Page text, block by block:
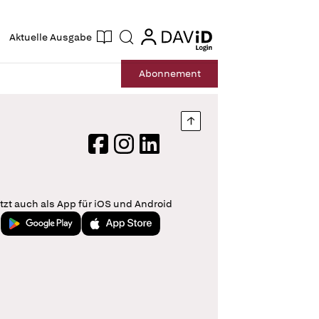
Aktuelle Ausgabe Suche login
login
Abonnement
Nach oben springen
FacebookInstagram
LinkedIn
auch als App für iOS und Android
Jetzt bei Google PlayLaden im App Store